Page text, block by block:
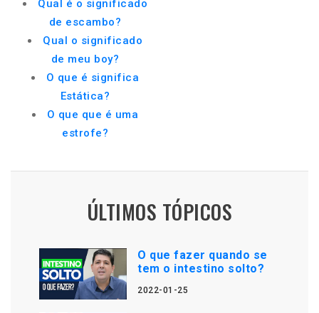
Qual é o significado
de escambo?
Qual o significado
de meu boy?
O que é significa
Estática?
O que que é uma
estrofe?
ÚLTIMOS TÓPICOS
O que fazer quando se
tem o intestino solto?
2022-01-25